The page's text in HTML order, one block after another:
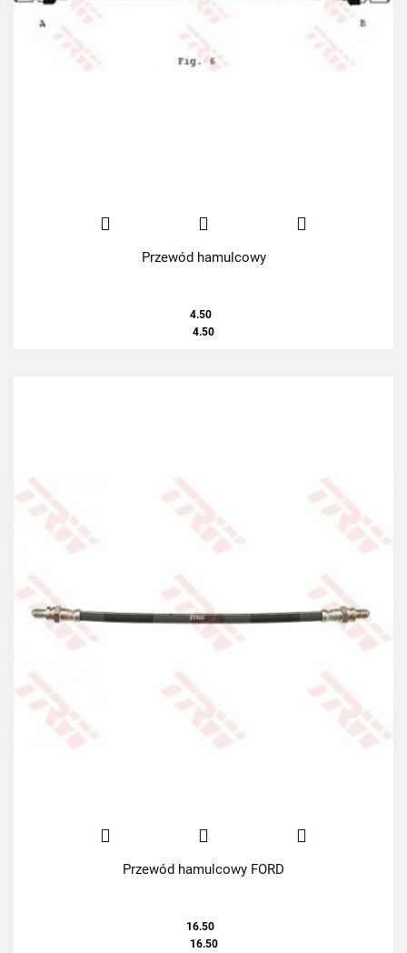
Przewód hamulcowy
4.50
4.50
Przewód hamulcowy FORD
16.50
16.50